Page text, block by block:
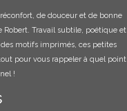
de douceur et de bonne
Travail subtile, poétique et
motifs imprimés, ces petites
pour vous rappeler à quel point
!